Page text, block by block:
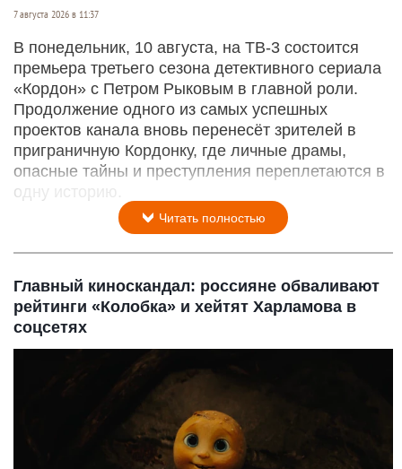
7 августа 2026 в 11:37
В понедельник, 10 августа, на ТВ-3 состоится
премьера третьего сезона детективного сериала
«Кордон» с Петром Рыковым в главной роли.
Продолжение одного из самых успешных
проектов канала вновь перенесёт зрителей в
приграничную Кордонку, где личные драмы,
опасные тайны и преступления переплетаются в
одну историю.
Читать полностью
Главный киноскандал: россияне обваливают
рейтинги «Колобка» и хейтят Харламова в
соцсетях